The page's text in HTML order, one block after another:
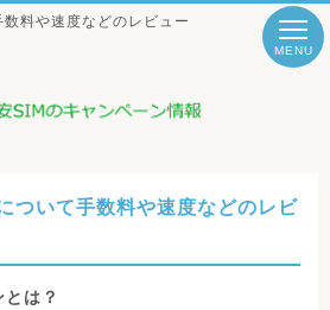
料や速度などのレビュー
MENU
ついて手数料や速度などのレビ
は？